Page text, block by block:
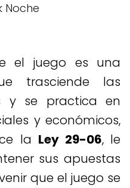
Noche
el juego es una
trasciende las
y se practica en
y económicos,
la Ley 29-06, le
sus apuestas
que el juego se